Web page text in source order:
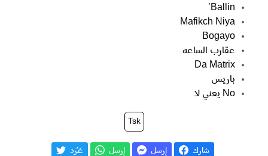
Ballin’
Mafikch Niya
Bogayo
عقارب الساعه
Da Matrix
باريس
No يعني لا
Tsk
شارك إرسل إرسل غـّرد